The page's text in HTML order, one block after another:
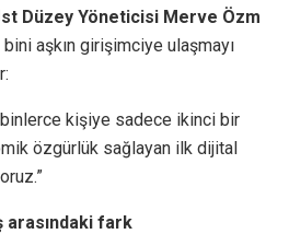
Düzey Yöneticisi Merve Özm
aşkın girişimciye ulaşmayı
binlerce kişiye sadece ikinci bir
özgürlük sağlayan ilk dijital
arasındaki fark